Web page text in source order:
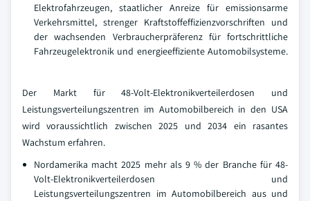
Elektrofahrzeugen, staatlicher Anreize für emissionsarme
Verkehrsmittel, strenger Kraftstoffeffizienzvorschriften und
der wachsenden Verbraucherpräferenz für fortschrittliche
Fahrzeugelektronik und energieeffiziente Automobilsysteme.
Der Markt für 48-Volt-Elektronikverteilerdosen und
Leistungsverteilungszentren im Automobilbereich in den USA
wird voraussichtlich zwischen 2025 und 2034 ein rasantes
Wachstum erfahren.
Nordamerika macht 2025 mehr als 9 % der Branche für 48-
Volt-Elektronikverteilerdosen und
Leistungsverteilungszentren im Automobilbereich aus und